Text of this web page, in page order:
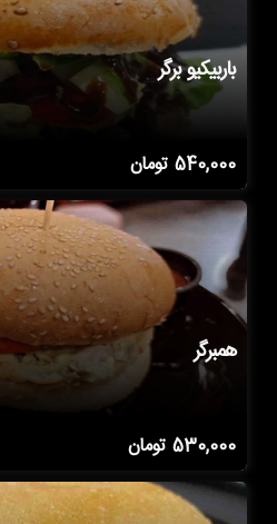
باربیکیو برگر
540,000 تومان
همبرگر
530,000 تومان